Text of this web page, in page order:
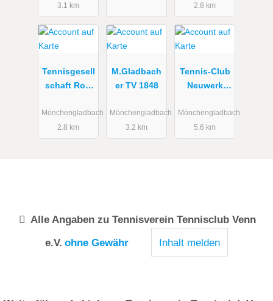
3.1 km
2.8 km
Tennisgesell
schaft Rot-
Mönchengladbach
2.8 km
M.Gladbach
er TV 1848
Mönchengladbach
3.2 km
Tennis-Club
Neuwerk
(TCN)
Mönchengladbach
5.6 km
Alle Angaben zuTennisverein Tennisclub Venn
e.V. ohne Gewähr Inhalt melden